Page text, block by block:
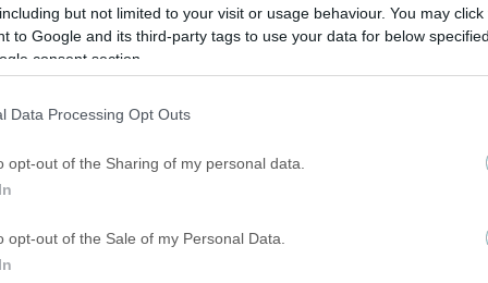
but not limited to your visit or usage behaviour. You may
to Google and its third-party tags to use your data for below
consent section.
Data Processing Opt Outs
opt-out of the Sharing of my personal data.
opt-out of the Sale of my Personal Data.
Super league: Με πέναλτι του Φωτιά στο 99’ πήρε το «Χ» ο
Πανσερραϊκός από την ΑΕΛ!
SUPER LEAGUE
Super League: Ποιοι θα σφυρίξουν τα παιχνίδια των Play